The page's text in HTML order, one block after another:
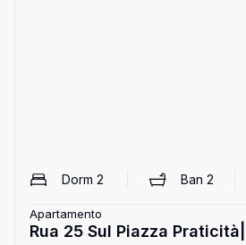
Dorm 2 Ban2
Apartamento
Rua 25 Sul Piazza Praticità|